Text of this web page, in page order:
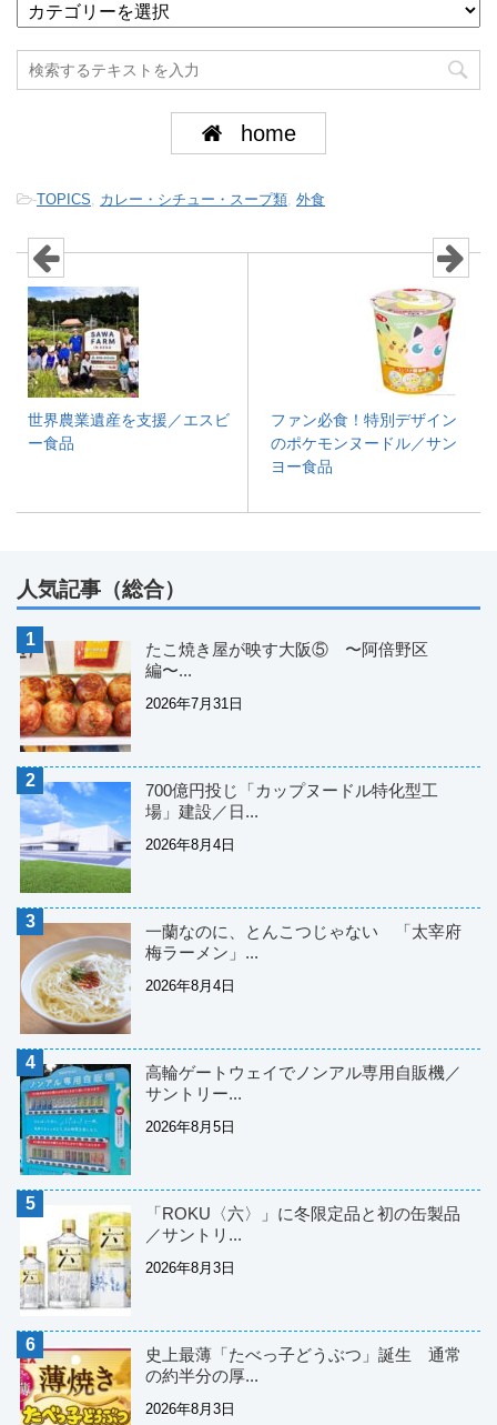
home
-TOPICS, カレー・シチュー・スープ類, 外食
世界農業遺産を支援／エスビ
ー食品
ファン必食！特別デザイン
のポケモンヌードル／サン
ヨー食品
人気記事（総合）
たこ焼き屋が映す大阪⑤ 〜阿倍野区
編〜...
2026年7月31日
700億円投じ「カップヌードル特化型工
場」建設／日...
2026年8月4日
一蘭なのに、とんこつじゃない 「太宰府
梅ラーメン」...
2026年8月4日
高輪ゲートウェイでノンアル専用自販機／
サントリー...
2026年8月5日
「ROKU〈六〉」に冬限定品と初の缶製品
／サントリ...
2026年8月3日
史上最薄「たべっ子どうぶつ」誕生 通常
の約半分の厚...
2026年8月3日